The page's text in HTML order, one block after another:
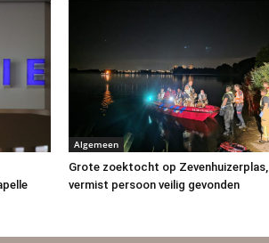
Algemeen
Grote zoektocht op Zevenhuizerplas,
vermist persoon veilig gevonden